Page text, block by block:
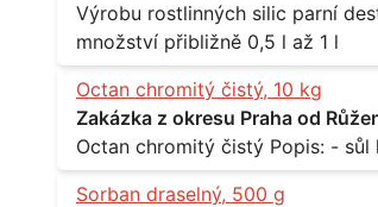
Výrobu rostlinných silic parní destilací Lokalita: - celá ČR Množství: -
množství přibližně 0,5 l až 1 l
Octan chromitý čistý, 10 kg
Zakázka z okresu Praha od
Sorban draselný, 500 g